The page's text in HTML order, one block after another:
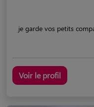
je garde vos petits
Voir le profil